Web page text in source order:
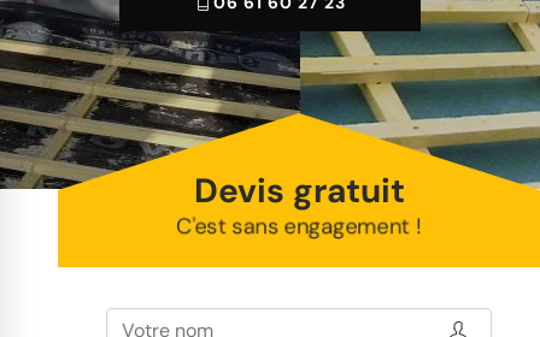
Devis gratuit
C'est sans engagement !